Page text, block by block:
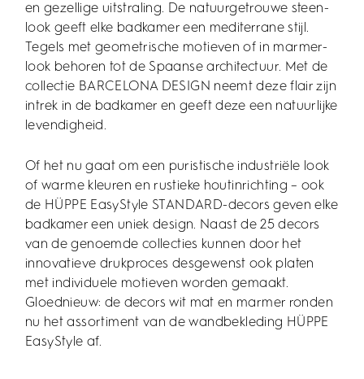
en gezellige uitstraling. De natuurgetrouwe steen-
look geeft elke badkamer een mediterrane stijl.
Tegels met geometrische motieven of in marmer-
look behoren tot de Spaanse architectuur. Met de
collectie BARCELONA DESIGN neemt deze flair zijn
intrek in de badkamer en geeft deze een natuurlijke
levendigheid.
Of het nu gaat om een puristische industriële look
of warme kleuren en rustieke houtinrichting – ook
de HÜPPE EasyStyle STANDARD-decors geven elke
badkamer een uniek design. Naast de 25 decors
van de genoemde collecties kunnen door het
innovatieve drukproces desgewenst ook platen
met individuele motieven worden gemaakt.
Gloednieuw: de decors wit mat en marmer ronden
nu het assortiment van de wandbekleding HÜPPE
EasyStyle af.